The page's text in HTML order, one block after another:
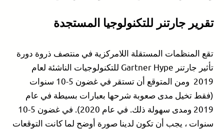
تقرير جارتنر للتكنولوجيا المستجدة
تقع المنظمات المستقلة اللامركزية في منتصف ذروة دورة
تأثير جارتنر Gartner Hype للتكنولوجيات الناشئة لعام
2019 ومن المتوقع أن تستقر في غضون 5-10 سنوات
(فقط تخيل مدى صعوبة شرحها بعبارات بسيطة في عام
2019 ومدى سهولة ذلك. في عام 2020). في غضون 5-10
سنوات ، يجب أن تكون لدينا صورة أوضح لما كانت التوقعات